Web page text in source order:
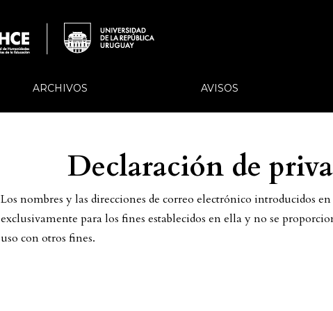
ARCHIVOS AVISOS
Declaración de
Los nombres y las direcciones de correo electrónico introducidos en
exclusivamente para los fines establecidos en ella y no se
uso con otros fines.